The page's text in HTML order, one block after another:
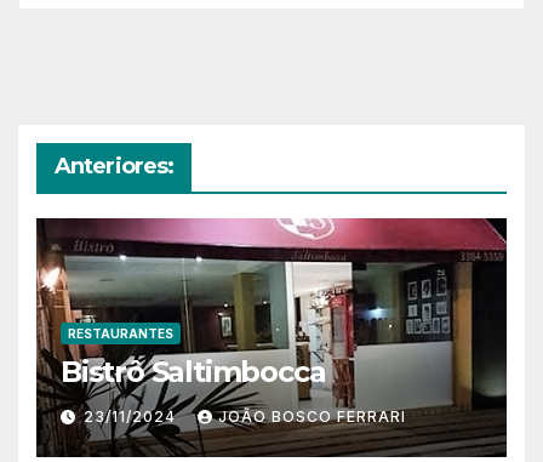
Anteriores:
RESTAURANTES
Bistrô Saltimbocca
23/11/2024 JOÃO BOSCO FERRARI